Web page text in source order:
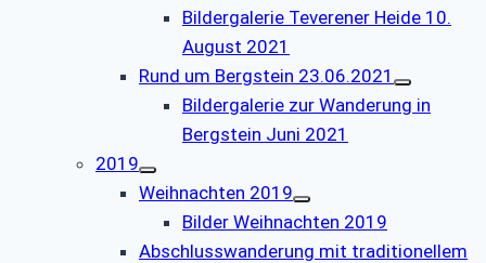
Bildergalerie Teverener Heide 10.
August 2021
Rund um Bergstein 23.06.2021
Bildergalerie zur Wanderung in
Bergstein Juni 2021
2019
Weihnachten 2019
Bilder Weihnachten 2019
Abschlusswanderung mit traditionellem